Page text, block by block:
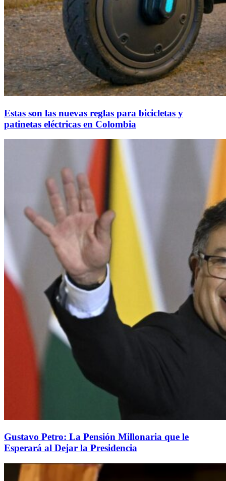
Estas son las nuevas reglas para bicicletas y
patinetas eléctricas en Colombia
Gustavo Petro: La Pensión Millonaria que le
Esperará al Dejar la Presidencia